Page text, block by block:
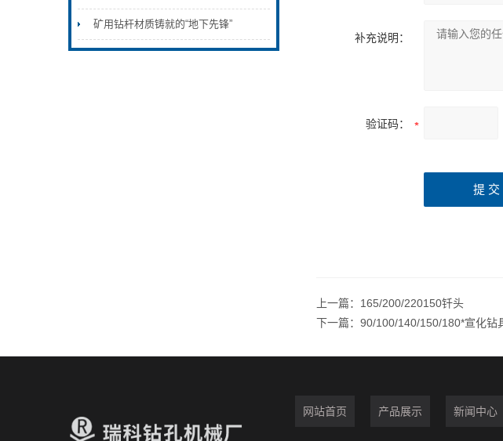
矿用钻杆材质铸就的“地下先锋”
补充说明：
验证码：
上一篇： 165/200/220150钎头
下一篇： 90/100/140/150/180*宣化钻
网站首页 产品展示 新闻中心